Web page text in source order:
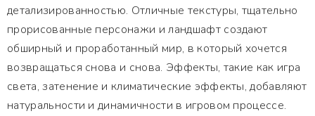
детализированностью. Отличные текстуры, тщательно
прорисованные персонажи и ландшафт создают
обширный и проработанный мир, в который хочется
возвращаться снова и снова. Эффекты, такие как игра
света, затенение и климатические эффекты, добавляют
натуральности и динамичности в игровом процессе.